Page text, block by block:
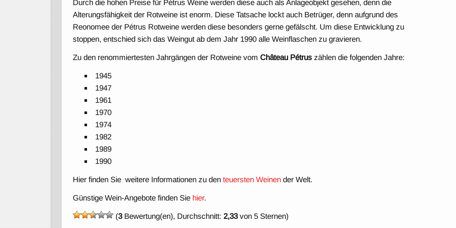
Durch die hohen Preise für Pétrus Weine werden diese auch als Anlageobjekt gesehen, denn die
Alterungsfähigkeit der Rotweine ist enorm. Diese Tatsache lockt auch Betrüger, denn aufgrund des
Reonomee der Pétrus Rotweine werden diese besonders gerne gefälscht. Um diese Entwicklung zu
stoppen, entschied sich das Weingut ab dem Jahr 1990 alle Weinflaschen zu gravieren.
Zu den renommiertesten Jahrgängen der Rotweine vomChâteau Pétrus zählen die folgenden Jahre:
1945
1947
1961
1970
1974
1982
1989
1990
Hier finden Sie weitere Informationen zu denteuersten Weinen der Welt.
Günstige Wein-Angebote finden Sie hier.
(3Bewertung(en), Durchschnitt:2,33von 5 Sternen)